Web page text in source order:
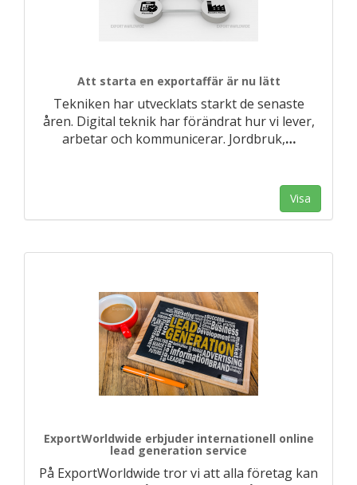
Att starta en exportaffär är nu lätt
Tekniken har utvecklats starkt de senaste
åren. Digital teknik har förändrat hur vi lever,
arbetar och kommunicerar. Jordbruk,…
Visa
ExportWorldwide erbjuder internationell online
lead generation service
På ExportWorldwide tror vi att alla företag kan